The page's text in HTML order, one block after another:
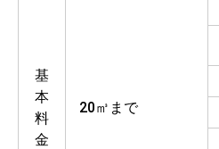
基
本
料
金
20㎥まで